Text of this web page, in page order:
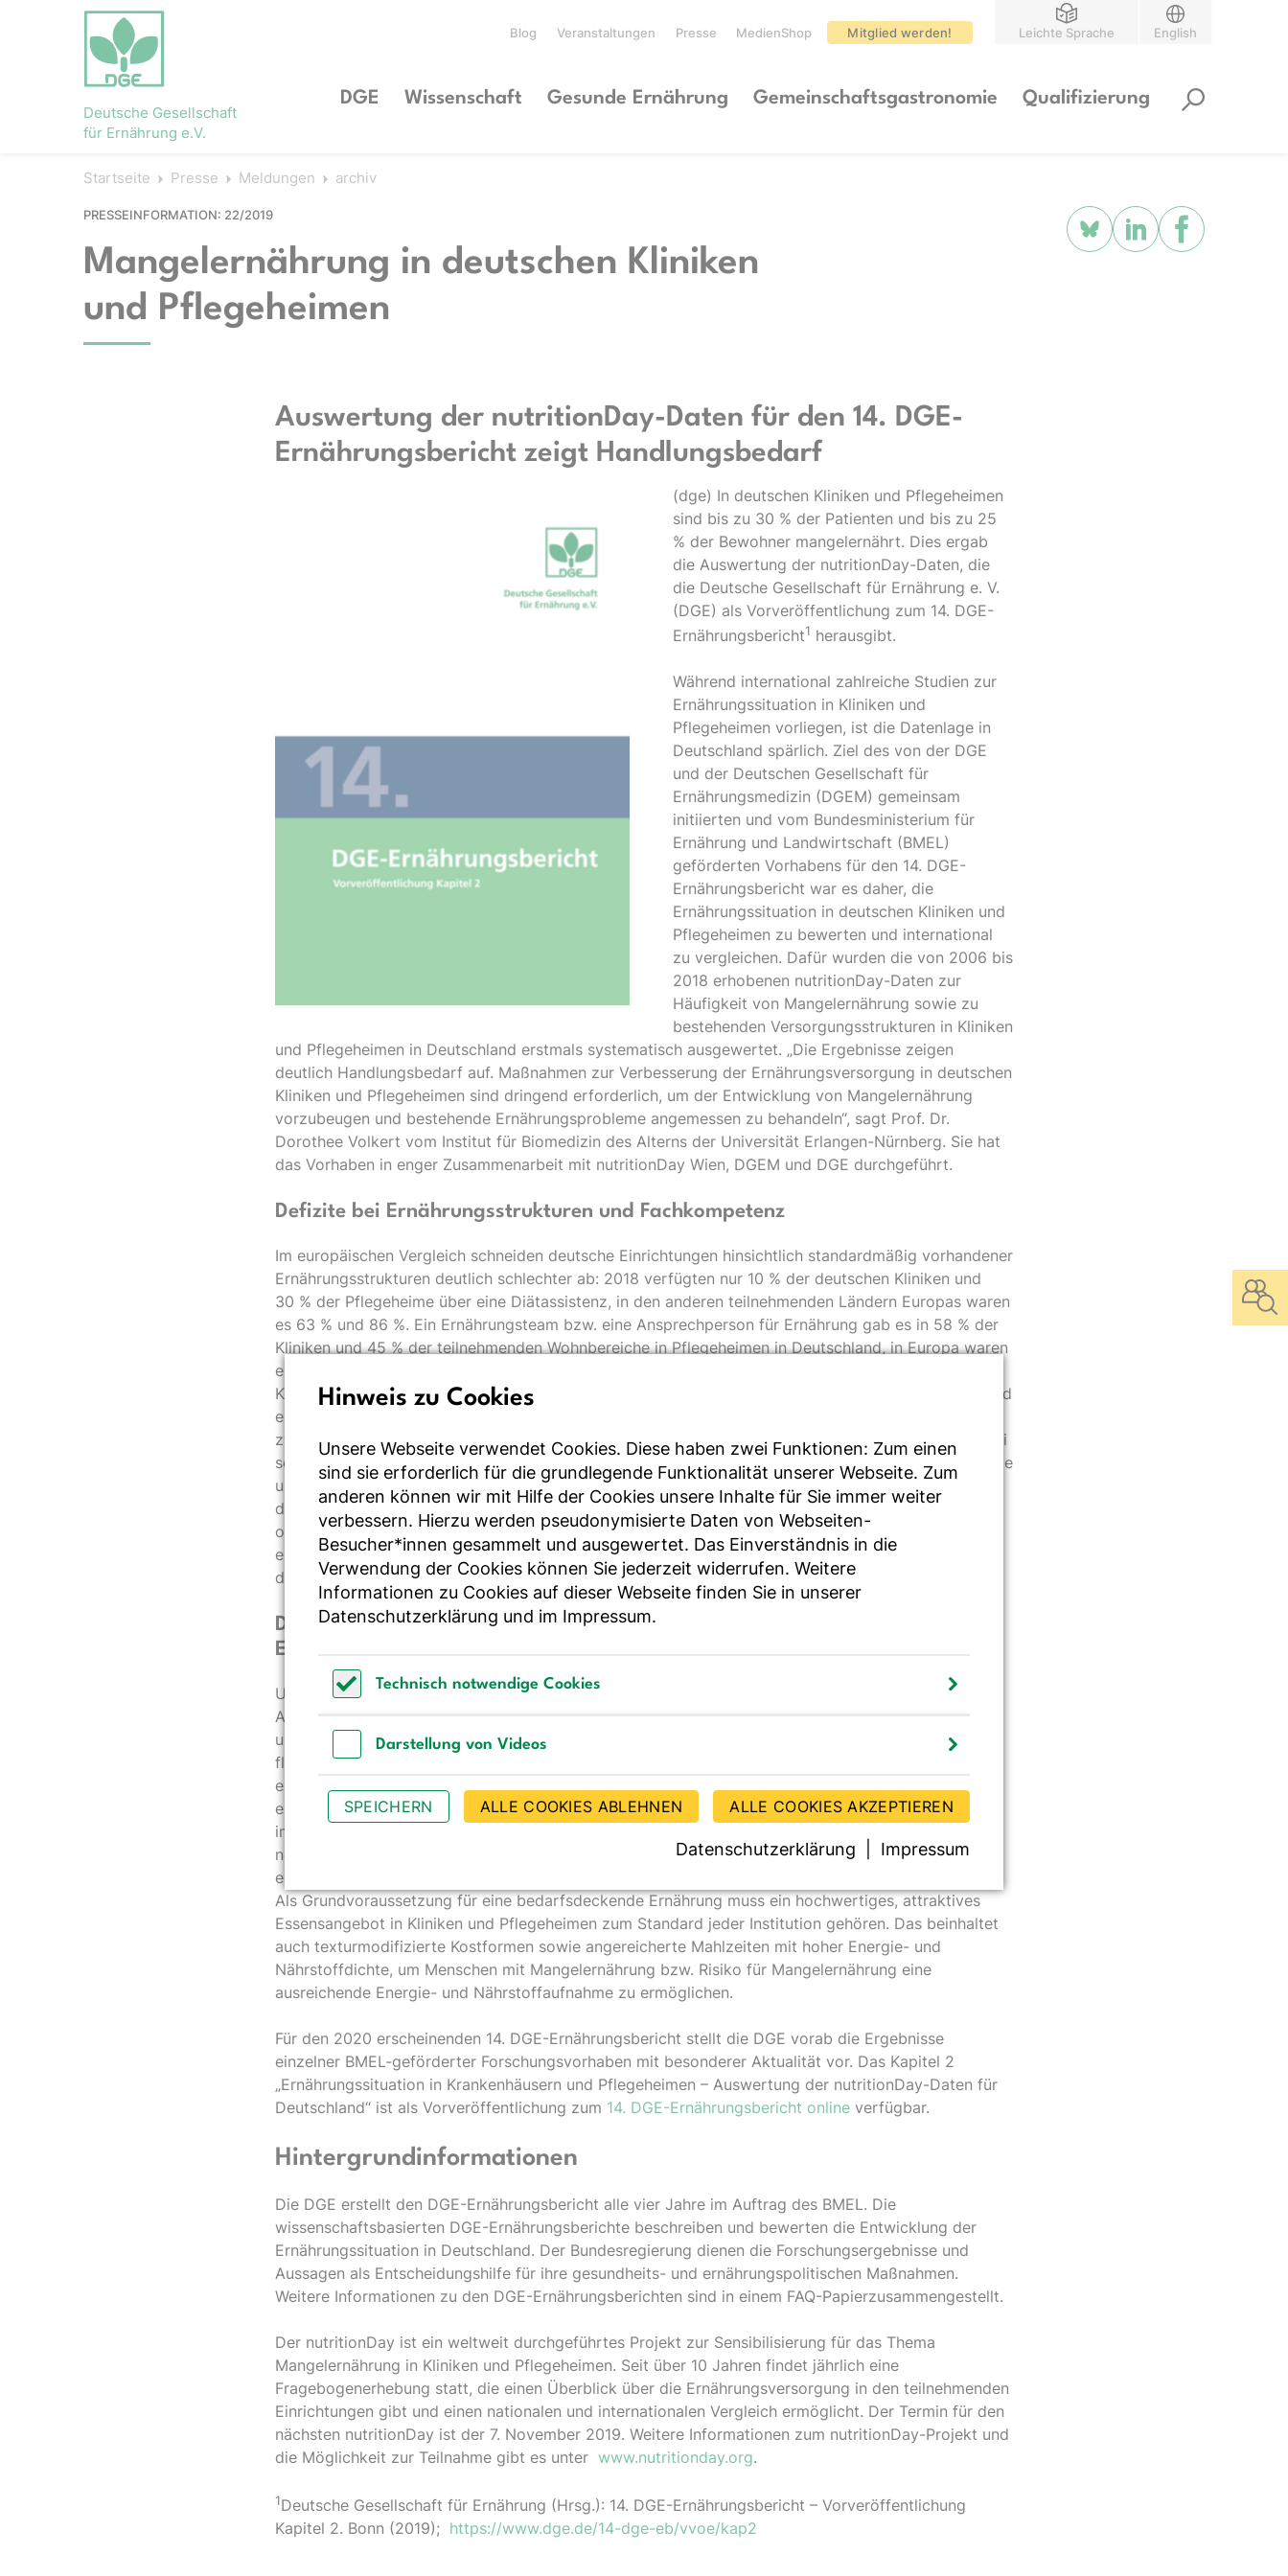
Deutsche Gesellschaft
für Ernährung e.V.
Blog Veranstaltungen Presse MedienShop Mitglied werden! Leichte Sprache English
DGE Wissenschaft Gesunde Ernährung Gemeinschaftsgastronomie Qualifizierung
Startseite Presse Meldungen archiv
PRESSEINFORMATION: 22/2019
Mangelernährung in deutschen Kliniken
und Pflegeheimen
Auswertung der nutritionDay-Daten für den 14. DGE-
Ernährungsbericht zeigt Handlungsbedarf
(dge) In deutschen Kliniken und Pflegeheimen
sind bis zu 30 % der Patienten und bis zu 25
% der Bewohner mangelernährt. Dies ergab
die Auswertung der nutritionDay-Daten, die
die Deutsche Gesellschaft für Ernährung e. V.
(DGE) als Vorveröffentlichung zum 14. DGE-
Ernährungsbericht1 herausgibt.
Während international zahlreiche Studien zur
Ernährungssituation in Kliniken und
Pflegeheimen vorliegen, ist die Datenlage in
Deutschland spärlich. Ziel des von der DGE
und der Deutschen Gesellschaft für
Ernährungsmedizin (DGEM) gemeinsam
initiierten und vom Bundesministerium für
Ernährung und Landwirtschaft (BMEL)
geförderten Vorhabens für den 14. DGE-
Ernährungsbericht war es daher, die
Ernährungssituation in deutschen Kliniken und
Pflegeheimen zu bewerten und international
zu vergleichen. Dafür wurden die von 2006 bis
2018 erhobenen nutritionDay-Daten zur
Häufigkeit von Mangelernährung sowie zu
bestehenden Versorgungsstrukturen in Kliniken
und Pflegeheimen in Deutschland erstmals systematisch ausgewertet. „Die Ergebnisse zeigen
deutlich Handlungsbedarf auf. Maßnahmen zur Verbesserung der Ernährungsversorgung in deutschen
Kliniken und Pflegeheimen sind dringend erforderlich, um der Entwicklung von Mangelernährung
vorzubeugen und bestehende Ernährungsprobleme angemessen zu behandeln“, sagt Prof. Dr.
Dorothee Volkert vom Institut für Biomedizin des Alterns der Universität Erlangen-Nürnberg. Sie hat
das Vorhaben in enger Zusammenarbeit mit nutritionDay Wien, DGEM und DGE durchgeführt.
Defizite bei Ernährungsstrukturen und Fachkompetenz
Im europäischen Vergleich schneiden deutsche Einrichtungen hinsichtlich standardmäßig vorhandener
Ernährungsstrukturen deutlich schlechter ab: 2018 verfügten nur 10 % der deutschen Kliniken und
30 % der Pflegeheime über eine Diätassistenz, in den anderen teilnehmenden Ländern Europas waren
es 63 % und 86 %. Ein Ernährungsteam bzw. eine Ansprechperson für Ernährung gab es in 58 % der
Kliniken und 45 % der teilnehmenden Wohnbereiche in Pflegeheimen in Deutschland, in Europa waren
es 82 % bzw. 71 %. Dabei zeigte sich, dass Ernährungsmaßnahmen wie die Gabe von angereicherter
Kost oder Trinknahrung deutlich häufiger ergriffen wurden, wenn Ernährungsfachkräfte verfügbar und
ein routinemäßiges Screening auf Mangelernährung etabliert waren. Ernährungsmaßnahmen wurden
zwar mit zunehmender Schwere der Mangelernährung häufiger eingesetzt, dennoch erhielt selbst bei
schwerer Mangelernährung nur ein Teil der Betroffenen eine Intervention. Mit abnehmender Essmenge
und mit schlechter werdendem Ernährungszustand nahmen die Mortalität und im Krankenhaus auch
die weitere Aufenthaltsdauer zu. Ein Viertel der teilnehmenden Stationen führte klinische Ernährung
ohne Richtlinien oder Standards durch. Da am nutritionDay vermutlich vor allem
ernährungsmedizinisch interessierte und engagierte Institutionen teilnehmen, ist davon auszugehen,
dass sich die Situation in deutschen Kliniken und Pflegeheimen insgesamt noch schlechter darstellt.
Dringend notwendig: Maßnahmen zur Verbesserung der
Ernährungsversorgung
Um die Ernährungsversorgung in Krankenhäusern und Pflegeheimen zu verbessern, empfehlen die
Autoren ernährungsmedizinische Leitlinien und Standards flächendeckend zu implementieren und
umzusetzen. Die routinemäßige Erfassung der Ernährungssituation bei Klinikaufnahme sollte
flächendeckend erfolgen, um Mangelernährung bzw. das Risiko dafür zu identifizieren. Um eine gute
ernährungsmedizinische Versorgung sicherzustellen, ist qualifiziertes Personal – von
ernährungsmedizinisch ausgebildeten Ärzten über Pflegekräfte bis zur Diätassistenz und
interdisziplinären Ernährungsteams – in jeder Einrichtung in ausreichendem Umfang zwingend
notwendig. Die ernährungsmedizinische Fachkompetenz ist auszubauen, z. B. indem
ernährungsmedizinische Inhalte stärker in die Ausbildung von Gesundheitsberufen integriert werden.
Als Grundvoraussetzung für eine bedarfsdeckende Ernährung muss ein hochwertiges, attraktives
Essensangebot in Kliniken und Pflegeheimen zum Standard jeder Institution gehören. Das beinhaltet
auch texturmodifizierte Kostformen sowie angereicherte Mahlzeiten mit hoher Energie- und
Nährstoffdichte, um Menschen mit Mangelernährung bzw. Risiko für Mangelernährung eine
ausreichende Energie- und Nährstoffaufnahme zu ermöglichen.
Für den 2020 erscheinenden 14. DGE-Ernährungsbericht stellt die DGE vorab die Ergebnisse
einzelner BMEL-geförderter Forschungsvorhaben mit besonderer Aktualität vor. Das Kapitel 2
„Ernährungssituation in Krankenhäusern und Pflegeheimen – Auswertung der nutritionDay-Daten für
Deutschland“ ist als Vorveröffentlichung zum 14. DGE-Ernährungsbericht online verfügbar.
Hintergrundinformationen
Die DGE erstellt den DGE-Ernährungsbericht alle vier Jahre im Auftrag des BMEL. Die
wissenschaftsbasierten DGE-Ernährungsberichte beschreiben und bewerten die Entwicklung der
Ernährungssituation in Deutschland. Der Bundesregierung dienen die Forschungsergebnisse und
Aussagen als Entscheidungshilfe für ihre gesundheits- und ernährungspolitischen Maßnahmen.
Weitere Informationen zu den DGE-Ernährungsberichten sind in einem FAQ-Papierzusammengestellt.
Der nutritionDay ist ein weltweit durchgeführtes Projekt zur Sensibilisierung für das Thema
Mangelernährung in Kliniken und Pflegeheimen. Seit über 10 Jahren findet jährlich eine
Fragebogenerhebung statt, die einen Überblick über die Ernährungsversorgung in den teilnehmenden
Einrichtungen gibt und einen nationalen und internationalen Vergleich ermöglicht. Der Termin für den
nächsten nutritionDay ist der 7. November 2019. Weitere Informationen zum nutritionDay-Projekt und
die Möglichkeit zur Teilnahme gibt es unter www.nutritionday.org.
1Deutsche Gesellschaft für Ernährung (Hrsg.): 14. DGE-Ernährungsbericht – Vorveröffentlichung
Kapitel 2. Bonn (2019); https://www.dge.de/14-dge-eb/vvoe/kap2
Hinweis zu Cookies
Unsere Webseite verwendet Cookies. Diese haben zwei Funktionen: Zum einen
sind sie erforderlich für die grundlegende Funktionalität unserer Webseite. Zum
anderen können wir mit Hilfe der Cookies unsere Inhalte für Sie immer weiter
verbessern. Hierzu werden pseudonymisierte Daten von Webseiten-
Besucher*innen gesammelt und ausgewertet. Das Einverständnis in die
Verwendung der Cookies können Sie jederzeit widerrufen. Weitere
Informationen zu Cookies auf dieser Webseite finden Sie in unserer
Datenschutzerklärung und im Impressum.
Technisch notwendige Cookies
Darstellung von Videos
SPEICHERN
ALLE COOKIES ABLEHNEN ALLE COOKIES AKZEPTIEREN
Datenschutzerklärung Impressum